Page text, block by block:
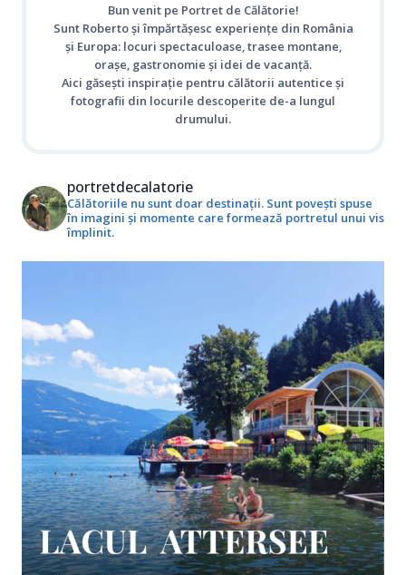
Bun venit pe Portret de Călătorie!
Sunt Roberto și împărtășesc experiențe din România
și Europa: locuri spectaculoase, trasee montane,
orașe, gastronomie și idei de vacanță.
Aici găsești inspirație pentru călătorii autentice și
fotografii din locurile descoperite de-a lungul
drumului.
portretdecalatorie
Călătoriile nu sunt doar destinații. Sunt povești spuse
în imagini și momente care formează portretul unui vis
împlinit.